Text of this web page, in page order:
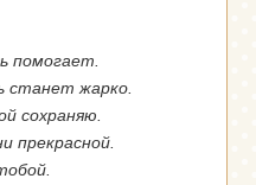
помогает.
станет жарко.
сохраняю.
прекрасной.